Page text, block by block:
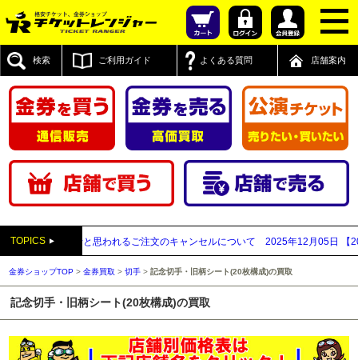
検索 ご利用ガイド よくある質問 店舗案内
TOPICS
業者と思われるご注文のキャンセルについて 2025年12月05日 【2025年～2026
金券ショップTOP >金券買取 >切手 >記念切手・旧柄シート(20枚構成)の買取
記念切手・旧柄シート(20枚構成)の買取